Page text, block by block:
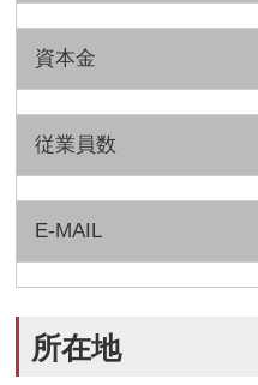
資本金
従業員数
E-MAIL
所在地